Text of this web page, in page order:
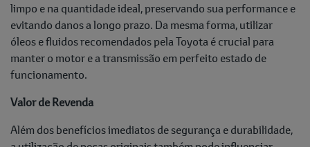
limpo e na quantidade ideal, preservando sua performance e
evitando danos a longo prazo. Da mesma forma, utilizar
óleos e fluidos recomendados pela Toyota é crucial para
manter o motor e a transmissão em perfeito estado de
funcionamento.
Valor de Revenda
Além dos benefícios imediatos de segurança e durabilidade,